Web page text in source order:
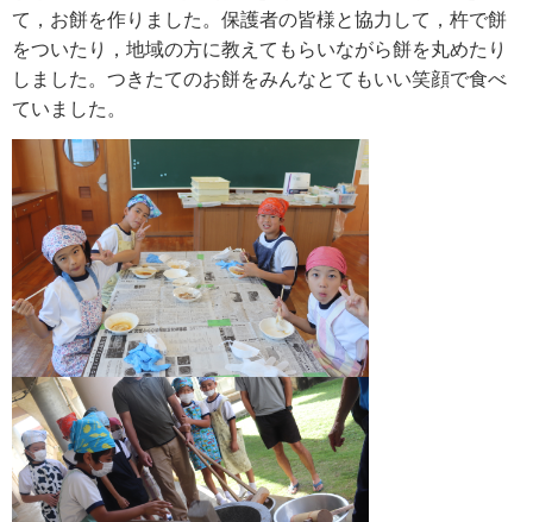
て，お餅を作りました。保護者の皆様と協力して，杵で餅
をついたり，地域の方に教えてもらいながら餅を丸めたり
しました。つきたてのお餅をみんなとてもいい笑顔で食べ
ていました。